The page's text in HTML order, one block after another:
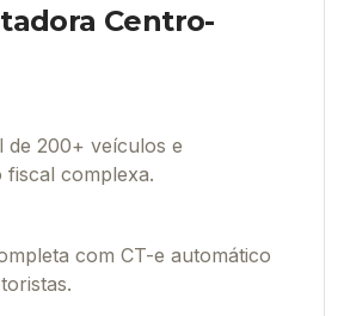
Centro-
de 200+ veículos e
fiscal complexa.
com CT-e automático